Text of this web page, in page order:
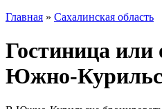
Главная » Сахалинская область
Гостиница или
Южно-